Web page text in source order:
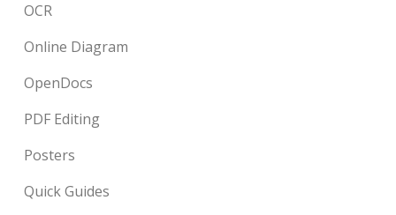
OCR
Online Diagram
OpenDocs
PDF Editing
Posters
Quick Guides